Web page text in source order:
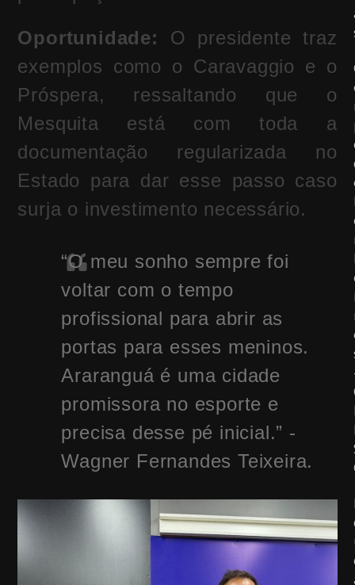
Oportunidade:
O presidente traz
exemplos como o Caravaggio e o
Próspera, ressaltando que o
Mesquita está com toda a
documentação regularizada no
Estado para dar esse passo caso
surja o investimento necessário.
“O meu sonho sempre foi
voltar com o tempo
profissional para abrir as
portas para esses meninos.
Araranguá é uma cidade
promissora no esporte e
precisa desse pé inicial.” -
Wagner Fernandes Teixeira.